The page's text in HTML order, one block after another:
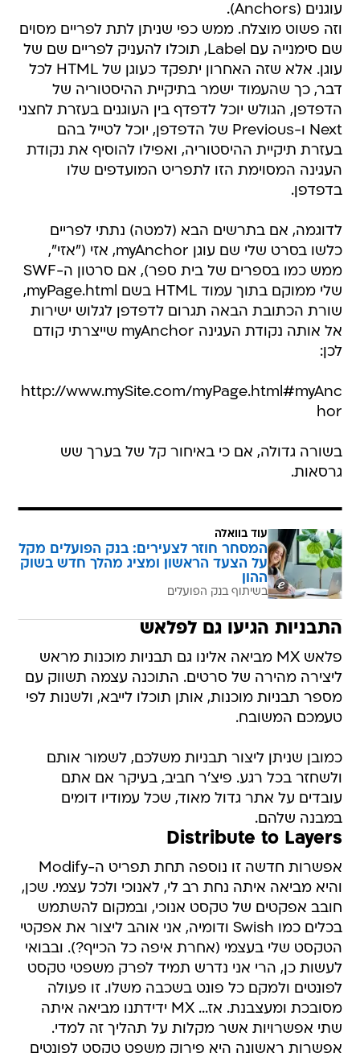
עוגנים (Anchors).
וזה פשוט מוצלח. ממש כפי שניתן לתת לפריים מסוים
שם סימנייה עם Label, תוכלו להעניק לפריים שם של
עוגן. אלא שזה האחרון יתפקד כעוגן של HTML לכל
דבר, כך שהעמוד ישמר בתיקיית ההיסטוריה של
הדפדפן, הגולש יוכל לדפדף בין העוגנים בעזרת לחצני
Next ו-Previous של הדפדפן, יוכל לטייל בהם
בעזרת תיקיית ההיסטוריה, ואפילו להוסיף את נקודת
העגינה המסוימת הזו לתפריט המועדפים שלו
בדפדפן.
לדוגמה, אם בתרשים הבא (למטה) נתתי לפריים
כלשו בסרט שלי שם עוגן myAnchor, אזי ("אזי",
ממש כמו בספרים של בית ספר), אם סרטון ה-SWF
שלי ממוקם בתוך עמוד HTML בשם myPage.html,
שורת הכתובת הבאה תגרום לדפדפן לגלוש ישירות
אל אותה נקודת העגינה myAnchor שייצרתי קודם
לכן:
http://www.mySite.com/myPage.html#myAnc
hor
בשורה גדולה, אם כי באיחור קל של בערך שש
גרסאות.
עוד בוואלה
המסחר חוזר לצעירים: בנק הפועלים מקל
על הצעד הראשון ומציג מהלך חדש בשוק
ההון
בשיתוף בנק הפועלים
התבניות הגיעו גם לפלאש
פלאש MX מביאה אלינו גם תבניות מוכנות מראש
ליצירה מהירה של סרטים. התוכנה עצמה תשווק עם
מספר תבניות מוכנות, אותן תוכלו לייבא, ולשנות לפי
טעמכם המשובח.
כמובן שניתן ליצור תבניות משלכם, לשמור אותם
ולשחזר בכל רגע. פיצ'ר חביב, בעיקר אם אתם
עובדים על אתר גדול מאוד, שכל עמודיו דומים
במבנה שלהם.
Distribute to Layers
אפשרות חדשה זו נוספה תחת תפריט ה-Modify
והיא מביאה איתה נחת רב לי, לאנוכי ולכל עצמי. שכן,
חובב אפקטים של טקסט אנוכי, ובמקום להשתמש
בכלים כמו Swish ודומיה, אני אוהב ליצור את אפקטי
הטקסט שלי בעצמי (אחרת איפה כל הכייף?). ובבואי
לעשות כן, הרי אני נדרש תמיד לפרק משפטי טקסט
לפונטים ולמקם כל פונט בשכבה משלו. זו פעולה
מסובכת ומעצבנת. אז... MX ידידתנו מביאה איתה
שתי אפשרויות אשר מקלות על תהליך זה למדי.
אפשרות ראשונה היא פירוק משפט טקסט לפונטים